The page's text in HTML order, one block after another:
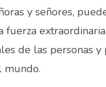
y señores,
fuerza
de las personas
mundo.